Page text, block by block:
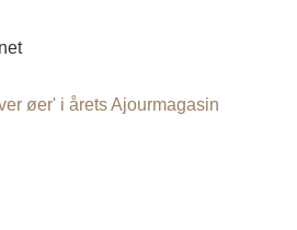
øer' i årets Ajourmagasin